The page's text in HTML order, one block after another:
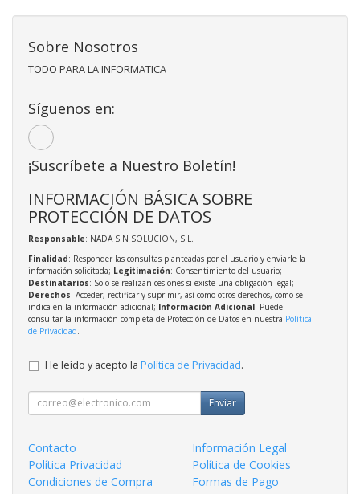
Sobre Nosotros
TODO PARA LA INFORMATICA
Síguenos en:
¡Suscríbete a Nuestro Boletín!
INFORMACIÓN BÁSICA SOBRE
PROTECCIÓN DE DATOS
Responsable: NADA SIN SOLUCION, S.L.
Finalidad: Responder las consultas planteadas por el usuario y enviarle la
información solicitada; Legitimación: Consentimiento del usuario;
Destinatarios: Solo se realizan cesiones si existe una obligación legal;
Derechos: Acceder, rectificar y suprimir, así como otros derechos, como se
indica en la información adicional; Información Adicional: Puede
consultar la información completa de Protección de Datos en nuestra Política
de Privacidad
He leído y acepto la Política de Privacidad.
Enviar
Contacto
Información Legal
Política Privacidad
Política de Cookies
Condiciones de Compra
Formas de Pago